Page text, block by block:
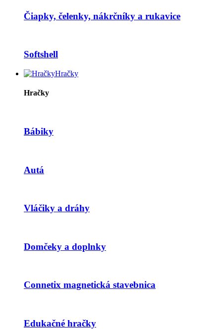
Čiapky, čelenky, nákrčníky a rukavice
Softshell
Hračky
Hračky
Bábiky
Autá
Vláčiky a dráhy
Domčeky a doplnky
Connetix magnetická stavebnica
Edukačné hračky